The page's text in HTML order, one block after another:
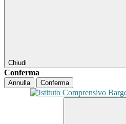
Chiudi
Conferma
Annulla Conferma